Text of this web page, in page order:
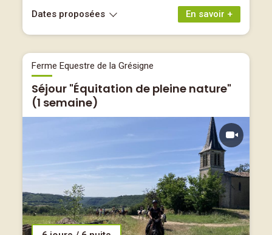
En savoir +
Dates proposées
Ferme Equestre de la Grésigne
Séjour "Équitation de pleine nature"
(1 semaine)